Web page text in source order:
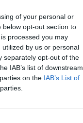
of your personal or
opt-out section to
processed you may
by us or personal
separately opt-out of the
IAB’s list of downstream
on the IAB’s List of